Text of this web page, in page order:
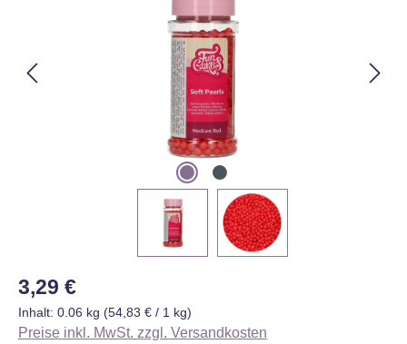
Regulärer Preis:
3,29 €
Inhalt: 0.06 kg (54,83 € / 1 kg)
Preise inkl. MwSt. zzgl. Versandkosten